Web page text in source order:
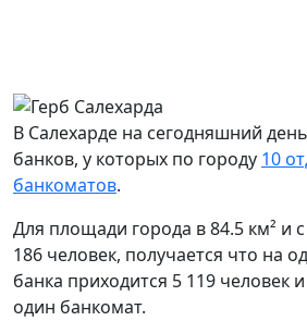
В Салехарде на сегодняшний
банков, у которых по городу 10
банкоматов.
Для площади города в 84.5 км² и
186 человек, получается что на
банка приходится 5 119 человек
один банкомат.